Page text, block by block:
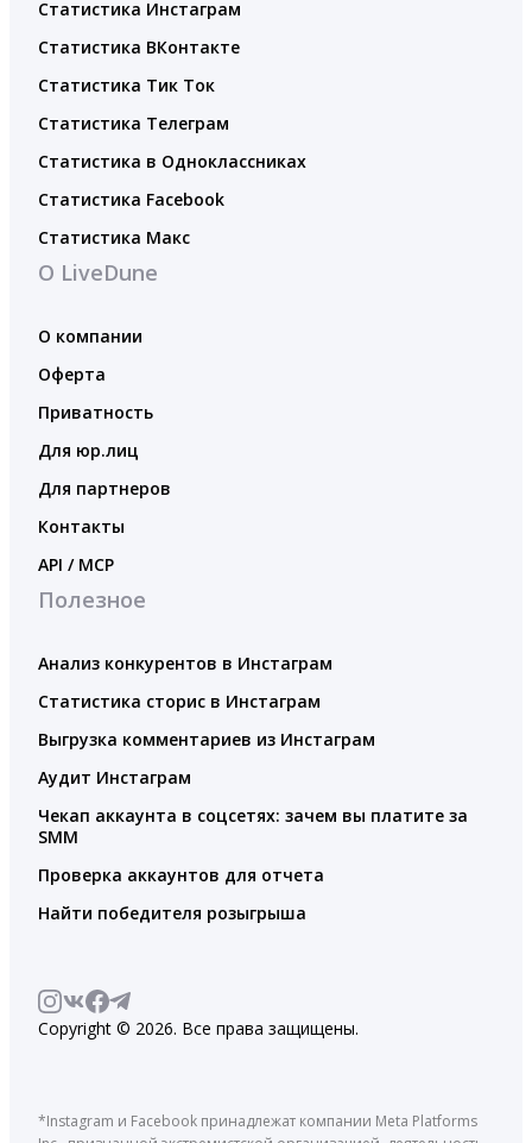
Статистика Инстаграм
Статистика ВКонтакте
Статистика Тик Ток
Статистика Телеграм
Статистика в Одноклассниках
Статистика Facebook
Статистика Макс
О LiveDune
О компании
Оферта
Приватность
Для юр.лиц
Для партнеров
Контакты
API / MCP
Полезное
Анализ конкурентов в Инстаграм
Статистика сторис в Инстаграм
Выгрузка комментариев из Инстаграм
Аудит Инстаграм
Чекап аккаунта в соцсетях: зачем вы платите за
SMM
Проверка аккаунтов для отчета
Найти победителя розыгрыша
Copyright © 2026. Все права защищены.
*Instagram и Facebook принадлежат компании Meta Platforms